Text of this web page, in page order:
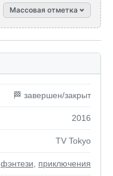
Массовая отметка
🏁 завершен/закрыт
2016
TV Tokyo
фэнтези приключения